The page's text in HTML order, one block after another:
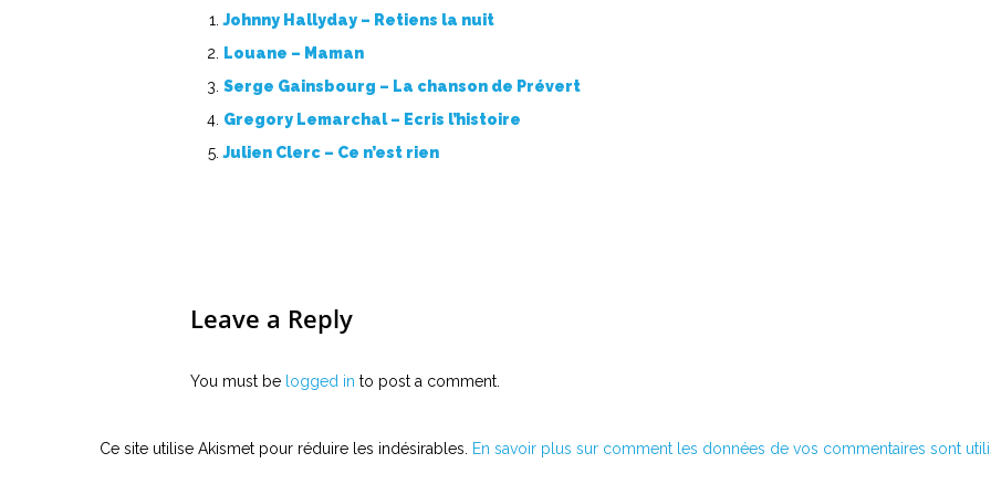
Johnny Hallyday – Retiens la nuit
Louane – Maman
Serge Gainsbourg – La chanson de Prévert
Gregory Lemarchal – Ecris l’histoire
Julien Clerc – Ce n’est rien
Leave a Reply
You must be logged in to post a comment.
Ce site utilise Akismet pour réduire les indésirables. En savoir plus sur comment les données de vos commentaires sont